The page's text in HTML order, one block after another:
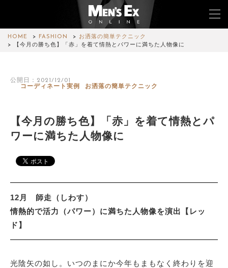
HOME FASHION
お洒落の簡単テクニック
【今月の勝ち色】「赤」を着て情熱とパワーに満ちた人物像に
公開日：2021/12/01
コーディネート実例
お洒落の簡単テクニック
【今月の勝ち色】「赤」を着て情熱とパ
ワーに満ちた人物像に
12月 師走（しわす）
情熱的で活力（パワー）に満ちた人物像を演出【レッ
ド】
光陰矢の如し。いつのまにか今年もまもなく終わりを迎
FASHION
CAR&BIKE
LIFESTYLE
MAGAZINE
ABOUT SITE